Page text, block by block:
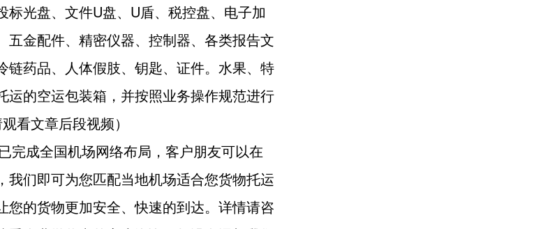
标光盘、文件U盘、U盾、税控盘、电子加
五金配件、精密仪器、控制器、各类报告文
链药品、人体假肢、钥匙、证件。水果、特
运的空运包装箱，并按照业务操作规范进行
看文章后段视频）
完成全国机场网络布局，客户朋友可以在
我们即可为您匹配当地机场适合您货物托运
您的货物更加安全、快速的到达。详情请咨